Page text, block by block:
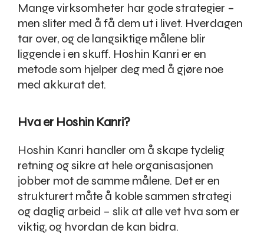
Mange virksomheter har gode strategier –
men sliter med å få dem ut i livet. Hverdagen
tar over, og de langsiktige målene blir
liggende i en skuff. Hoshin Kanri er en
metode som hjelper deg med å gjøre noe
med akkurat det.
Hva er Hoshin Kanri?
Hoshin Kanri handler om å skape tydelig
retning og sikre at hele organisasjonen
jobber mot de samme målene. Det er en
strukturert måte å koble sammen strategi
og daglig arbeid – slik at alle vet hva som er
viktig, og hvordan de kan bidra.